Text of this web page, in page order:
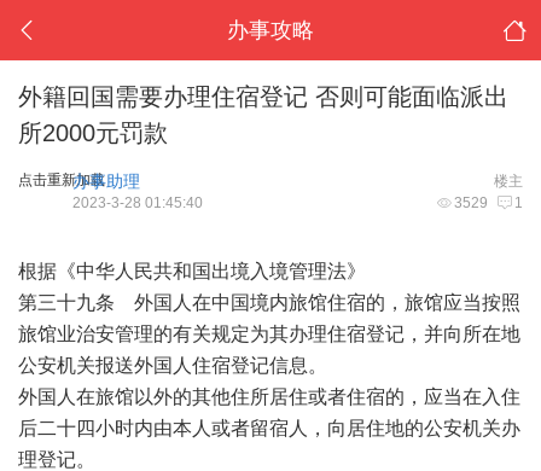
办事攻略
外籍回国需要办理住宿登记 否则可能面临派出
所2000元罚款
点击重新加载 楼主
办事助理
3529 1
2023-3-28 01:45:40
根据《中华人民共和国出境入境管理法》
第三十九条 外国人在中国境内旅馆住宿的，旅馆应当按照
旅馆业治安管理的有关规定为其办理住宿登记，并向所在地
公安机关报送外国人住宿登记信息。
外国人在旅馆以外的其他住所居住或者住宿的，应当在入住
后二十四小时内由本人或者留宿人，向居住地的公安机关办
理登记。